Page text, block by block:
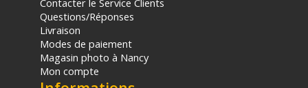
(2) Nombre de points Fidélité estimés, hors remises au panier, basé
sur le prix TTC en €, les points seront effectivement calculés dans le
panier.
Contacter le Service Clients
Questions/Réponses
Livraison
Modes de paiement
Magasin photo à Nancy
Mon compte